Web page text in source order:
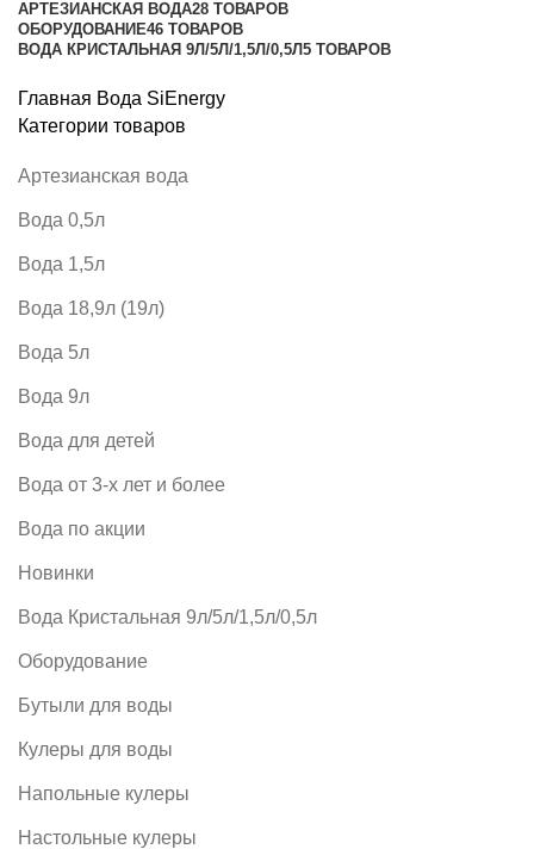
АРТЕЗИАНСКАЯ ВОДА28 ТОВАРОВ
ОБОРУДОВАНИЕ46 ТОВАРОВ
ВОДА КРИСТАЛЬНАЯ 9Л/5Л/1,5Л/0,5Л5 ТОВАРОВ
Главная Вода SiEnergy
Категории товаров
Артезианская вода
Вода 0,5л
Вода 1,5л
Вода 18,9л (19л)
Вода 5л
Вода 9л
Вода для детей
Вода от 3-х лет и более
Вода по акции
Новинки
Вода Кристальная 9л/5л/1,5л/0,5л
Оборудование
Бутыли для воды
Кулеры для воды
Напольные кулеры
Настольные кулеры